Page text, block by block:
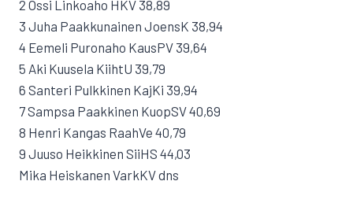
2 Ossi Linkoaho HKV 38,89
3 Juha Paakkunainen JoensK 38,94
4 Eemeli Puronaho KausPV 39,64
5 Aki Kuusela KiihtU 39,79
6 Santeri Pulkkinen KajKi 39,94
7 Sampsa Paakkinen KuopSV 40,69
8 Henri Kangas RaahVe 40,79
9 Juuso Heikkinen SiiHS 44,03
Mika Heiskanen VarkKV dns